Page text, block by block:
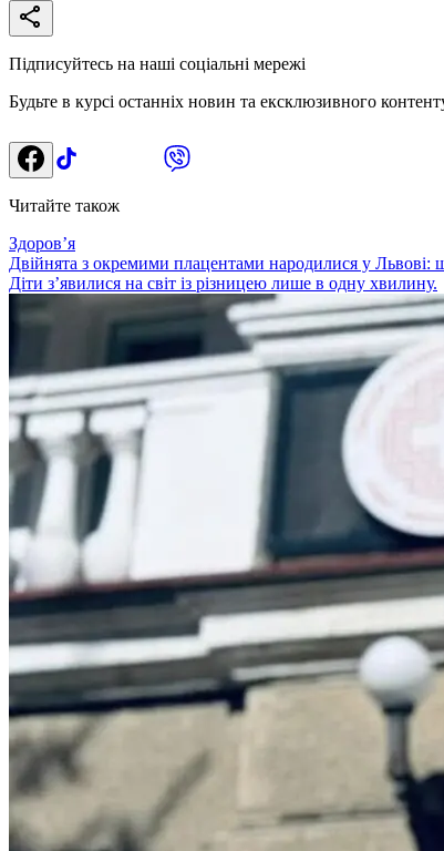
Підписуйтесь на наші соціальні мережі
Будьте в курсі останніх новин та ексклюзивного
Читайте також
Здоровʼя
Двійнята з окремими плацентами народилися у Львові:
Діти з’явилися на світ із різницею лише в одну хвилину.